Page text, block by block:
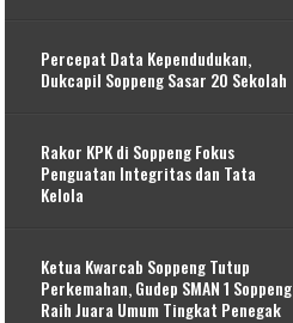
Percepat Data Kependudukan,
Dukcapil Soppeng Sasar 20 Sekolah
Rakor KPK di Soppeng Fokus
Penguatan Integritas dan Tata
Kelola
Ketua Kwarcab Soppeng Tutup
Perkemahan, Gudep SMAN 1 Soppeng
Raih Juara Umum Tingkat Penegak